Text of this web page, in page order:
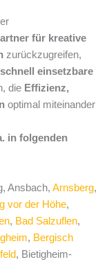
für kreative
zurückzugreifen,
einsetzbare
die Effizienz,
optimal miteinander
in folgenden
Ansbach, Arnsberg,
vor der Höhe,
, Bad Salzuflen,
, Bergisch
, Bietigheim-